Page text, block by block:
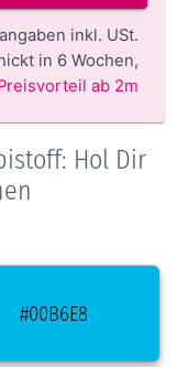
inkl. USt.
in 6 Wochen,
ab 2m
Hol Dir
#00B6E8